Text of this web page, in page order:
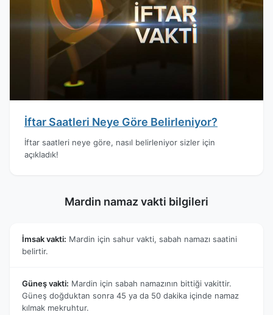
İftar Saatleri Neye Göre Belirleniyor?
İftar saatleri neye göre, nasıl belirleniyor sizler için
açıkladık!
Mardin namaz vakti bilgileri
İmsak vakti: Mardin için sahur vakti, sabah namazı saatini
belirtir.
Güneş vakti: Mardin için sabah namazının bittiği vakittir.
Güneş doğduktan sonra 45 ya da 50 dakika içinde namaz
kılmak mekruhtur.